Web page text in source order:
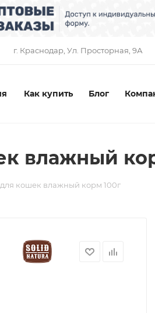
г. Краснодар, ​Ул. Просторная, 9А
Как купить Блог
влажный
кошек влажный корм 100г